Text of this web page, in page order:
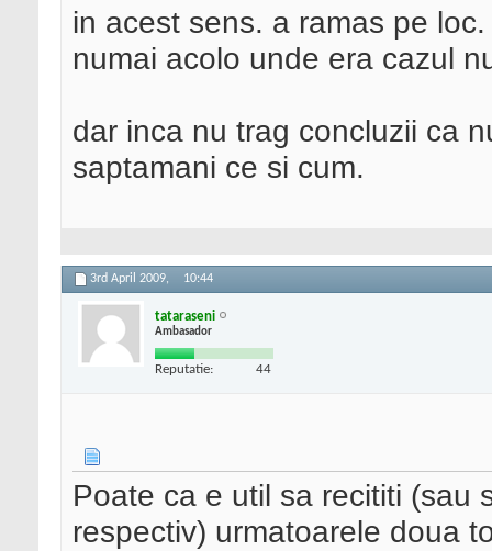
in acest sens. a ramas pe
numai acolo unde era cazul
dar inca nu trag concluzii ca
saptamani ce si cum.
3rd April 2009, 10:44
tataraseni
Ambasador
Reputatie: 44
Poate ca e util sa recititi (sau
respectiv) urmatoarele doua